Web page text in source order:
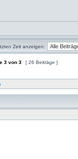
Zeit anzeigen:
3 von 3 [ 26 Beiträge ]